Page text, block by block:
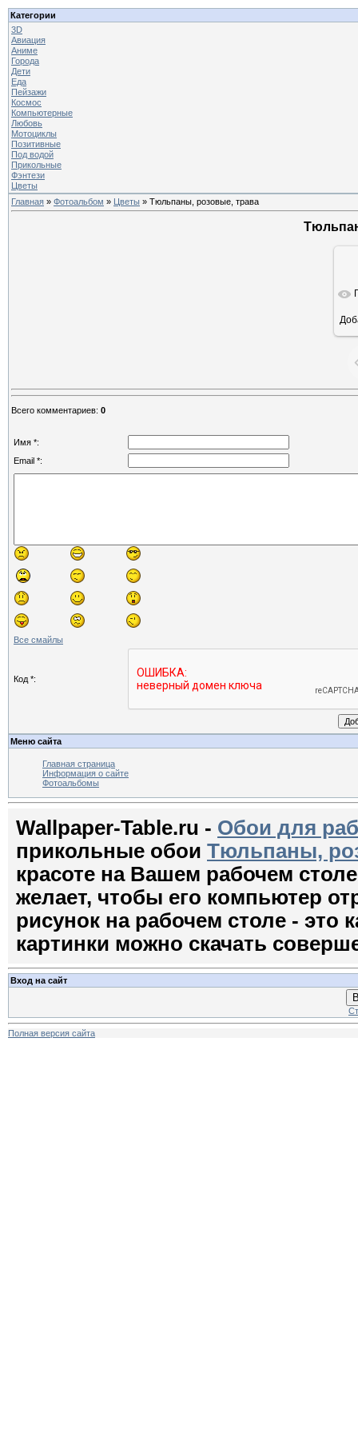
Категории
3D
Авиация
Аниме
Города
Дети
Еда
Пейзажи
Космос
Компьютерные
Любовь
Мотоциклы
Позитивные
Под водой
Прикольные
Фэнтези
Цветы
Главная » Фотоальбом » Цветы » Тюльпаны, розовые, трава
Всего комментариев: 0
Имя *:
Email *:
Все смайлы
Код *:
Меню сайта
Главная страница
Информация о сайте
Фотоальбомы
Wallpaper-Table.ru - Обои для
прикольные обои Тюльпаны,
красоте на Вашем рабочем
желает, чтобы его компьютер
рисунок на рабочем столе - это
картинки можно скачать
Вход на сайт
Полная версия сайта